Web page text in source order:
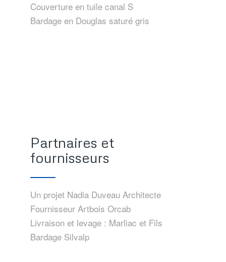
Couverture en tuile canal S
Bardage en Douglas saturé gris
Partnaires et
fournisseurs
Un projet Nadia Duveau Architecte
Fournisseur Artbois Orcab
Livraison et levage : Marliac et Fils
Bardage Silvalp